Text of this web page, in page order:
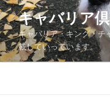
コ
ン
テ
ン
ツ
キャバリア
キャバリア・キング・チ
載していっています。